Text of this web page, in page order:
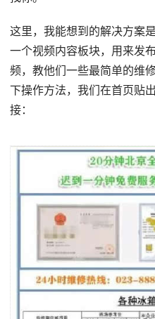
这里，我能想到的解决方案
一个视频内容板块，用来发
频，教他们一些最简单的维
下操作方法，我们在首页贴
接：